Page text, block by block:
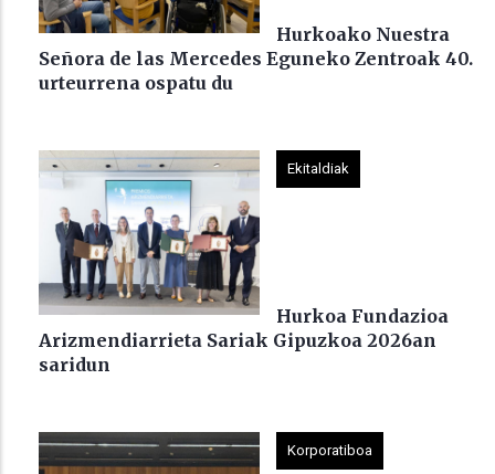
Hurkoako Nuestra
Señora de las Mercedes Eguneko Zentroak 40.
urteurrena ospatu du
Ekitaldiak
Hurkoa Fundazioa
Arizmendiarrieta Sariak Gipuzkoa 2026an
saridun
Korporatiboa